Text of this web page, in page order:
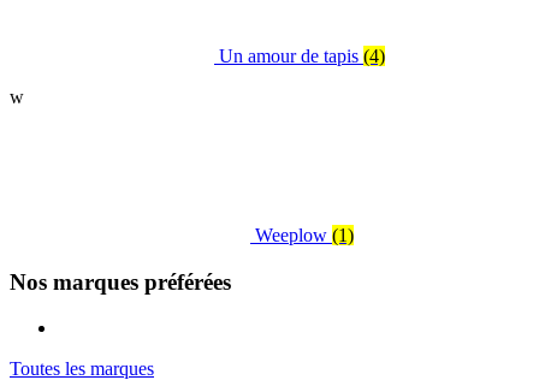
Un amour de tapis (4)
w
Weeplow (1)
Nos marques préférées
Toutes les marques